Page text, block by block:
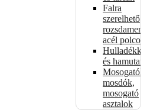
Falra
szerelhető
rozsdamentes
acél polcok
és hamutartók
Mosogatók,
mosdók,
mosogató
asztalok